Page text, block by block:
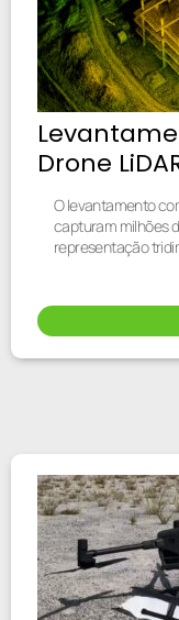
Drone
O levantamento
capturam milhões
representação